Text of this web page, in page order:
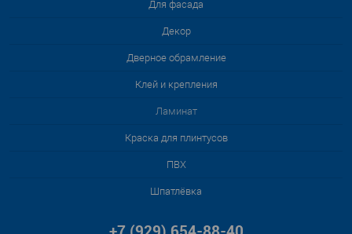
Для фасада
Декор
Дверное обрамление
Клей и крепления
Ламинат
Краска для плинтусов
ПВХ
Шпатлёвка